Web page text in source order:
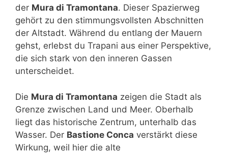
der Mura di Tramontana. Dieser Spazierweg
gehört zu den stimmungsvollsten Abschnitten
der Altstadt. Während du entlang der Mauern
gehst, erlebst du Trapani aus einer Perspektive,
die sich stark von den inneren Gassen
unterscheidet.
Die Mura di Tramontana zeigen die Stadt als
Grenze zwischen Land und Meer. Oberhalb
liegt das historische Zentrum, unterhalb das
Wasser. Der Bastione Conca verstärkt diese
Wirkung, weil hier die alte